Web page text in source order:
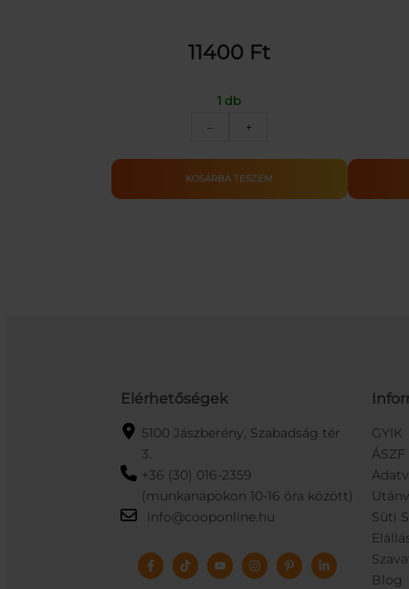
11400 Ft
1 db
–
Elite
Firestrike
+
KOSÁRBA TESZEM
Elérhetőségek
5100 Jászberény, Szabadság tér
3.
+36 (30) 016-2359
(munkanapokon 10-16 óra között)
info@cooponline.hu
GYIK
ÁSZF
Süti
Blog